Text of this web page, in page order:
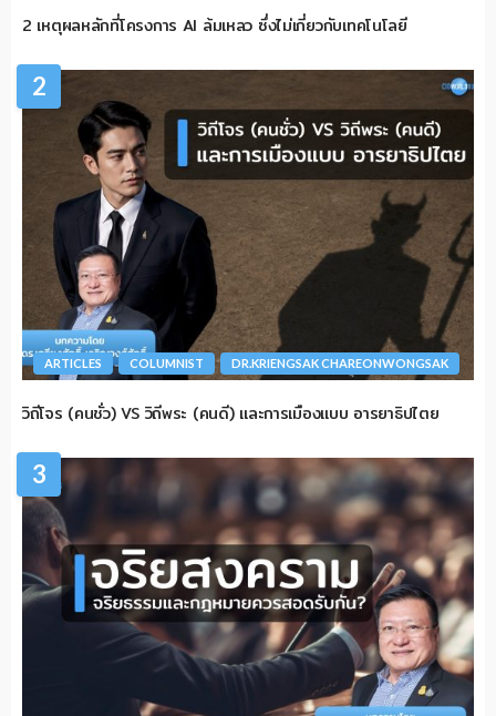
2 เหตุผลหลักที่โครงการ AI ล้มเหลว ซึ่งไม่เกี่ยวกับเทคโนโลยี
2
ARTICLES COLUMNIST DR.KRIENGSAK CHAREONWONGSAK
วิถีโจร (คนชั่ว) VS วิถีพระ (คนดี) และการเมืองแบบ อารยาธิปไตย
3